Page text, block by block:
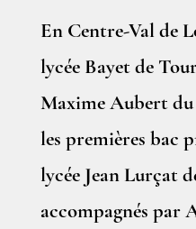
En Centre-Val de
lycée Bayet de
Maxime Aubert
les premières bac
lycée Jean Lurçat
accompagnés par